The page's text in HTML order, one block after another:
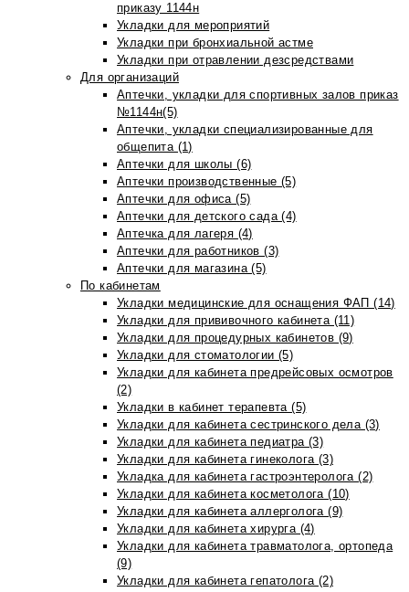
приказу 1144н
Укладки для мероприятий
Укладки при бронхиальной астме
Укладки при отравлении дезсредствами
Для организаций
Аптечки, укладки для спортивных залов приказ
№1144н(5)
Аптечки, укладки специализированные для
общепита (1)
Аптечки для школы (6)
Аптечки производственные (5)
Аптечки для офиса (5)
Аптечки для детского сада (4)
Аптечка для лагеря (4)
Аптечки для работников (3)
Аптечки для магазина (5)
По кабинетам
Укладки медицинские для оснащения ФАП (14)
Укладки для прививочного кабинета (11)
Укладки для процедурных кабинетов (9)
Укладки для стоматологии (5)
Укладки для кабинета предрейсовых осмотров
(2)
Укладки в кабинет терапевта (5)
Укладки для кабинета сестринского дела (3)
Укладки для кабинета педиатра (3)
Укладки для кабинета гинеколога (3)
Укладка для кабинета гастроэнтеролога (2)
Укладки для кабинета косметолога (10)
Укладки для кабинета аллерголога (9)
Укладки для кабинета хирурга (4)
Укладки для кабинета травматолога, ортопеда
(9)
Укладки для кабинета гепатолога (2)